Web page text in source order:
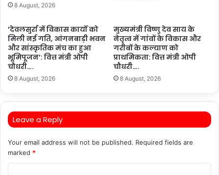
8 August, 2026
’देवलसुर्रा में विकास कार्यों को
मिली नई गति, आंगनबाड़ी भवन
और सांस्कृतिक मंच का हुआ
भूमिपूजन’: वित्त मंत्री ओपी
चौधरी….
8 August, 2026
मुख्यमंत्री विष्णु देव साय के
नेतृत्व में गांवों के विकास और
गरीबों के कल्याण को
प्राथमिकता: वित्त मंत्री ओपी
चौधरी….
8 August, 2026
Leave a Reply
Your email address will not be published. Required fields are
marked *